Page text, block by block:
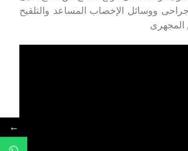
ووسائل الإخصاب المساعد والتلقيح
المجهرى
←